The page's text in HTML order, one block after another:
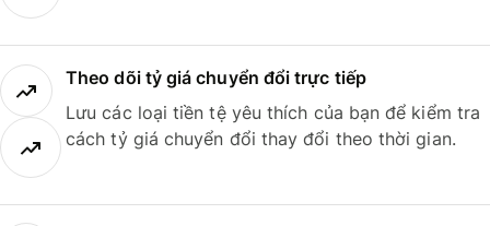
Theo dõi tỷ giá chuyển đổi trực tiếp
Lưu các loại tiền tệ yêu thích của bạn để kiểm tra
cách tỷ giá chuyển đổi thay đổi theo thời gian.